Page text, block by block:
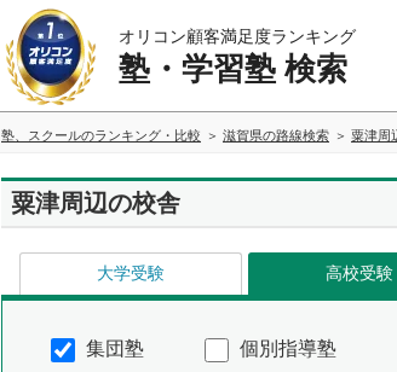
オリコン顧客満足度ランキング
塾・学習塾 検索
塾、スクールのランキング・比較 滋賀県の路線検索 粟津周
粟津周辺の校舎
大学受験 高校受験
集団塾 個別指導塾